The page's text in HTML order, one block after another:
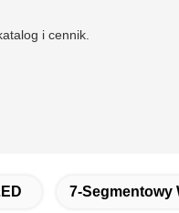
i cennik.
7-Segmentowy